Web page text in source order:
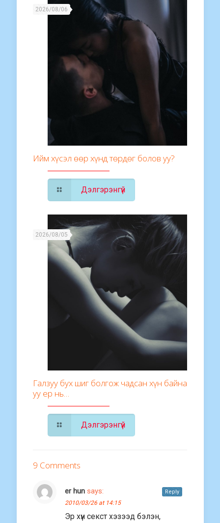
2026/08/06
Ийм хүсэл өөр хүнд төрдөг болов уу?
Дэлгэрэнгүй
2026/08/05
Галзуу бух шиг болгож чадсан хүн байна
уу ер нь…
Дэлгэрэнгүй
9 Comments
er hun says:
2010/03/26 at 14:15
Эр хүн секст хэзээд бэлэн,
Reply